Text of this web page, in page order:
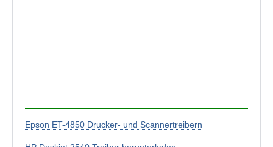
Epson ET-4850 Drucker- und Scannertreibern